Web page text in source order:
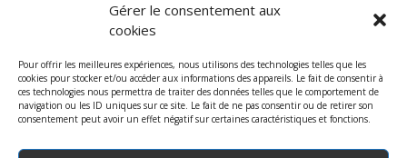
Gérer le consentement aux
cookies
Pour offrir les meilleures expériences, nous utilisons des technologies telles que les
cookies pour stocker et/ou accéder aux informations des appareils. Le fait de consentir à
ces technologies nous permettra de traiter des données telles que le comportement de
navigation ou les ID uniques sur ce site. Le fait de ne pas consentir ou de retirer son
consentement peut avoir un effet négatif sur certaines caractéristiques et fonctions.
lorcana
protègeprécommandesetsleeve
terre trois unlockursula étincelant